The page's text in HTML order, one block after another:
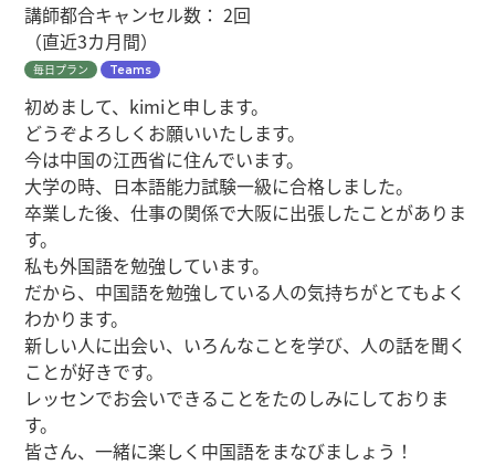
講師都合キャンセル数：2回
（直近3カ月間）
毎日プラン Teams
初めまして、kimiと申します。
どうぞよろしくお願いいたします。
今は中国の江西省に住んでいます。
大学の時、日本語能力試験一級に合格しました。
卒業した後、仕事の関係で大阪に出張したことがありま
す。
私も外国語を勉強しています。
だから、中国語を勉強している人の気持ちがとてもよく
わかります。
新しい人に出会い、いろんなことを学び、人の話を聞く
ことが好きです。
レッセンでお会いできることをたのしみにしておりま
す。
皆さん、一緒に楽しく中国語をまなびましょう！